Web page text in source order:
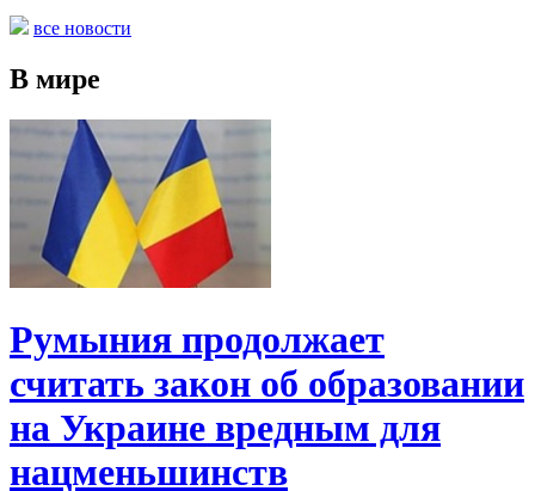
все новости
В мире
Румыния продолжает
считать закон об образовании
на Украине вредным для
нацменьшинств